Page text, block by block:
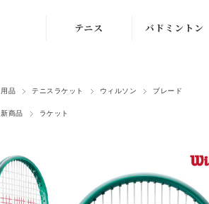
テニス
シューズ
ウェア
バドミントン
シューズ
シャトルコック
ウェア
品
テニスラケット ウィルソン ブレード
商品 ラケット